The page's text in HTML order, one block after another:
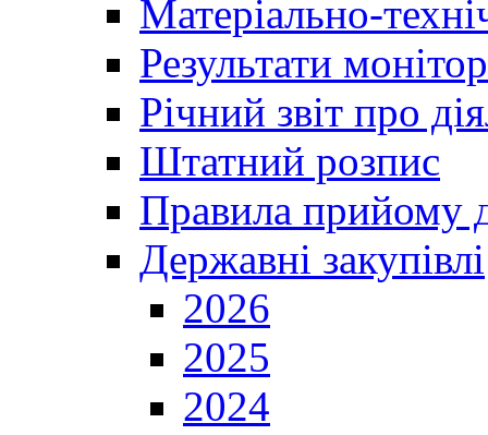
Матеріально-
Результати
Річний звіт про
Штатний розпис
Правила прийому
Державні закупівлі
2026
2025
2024